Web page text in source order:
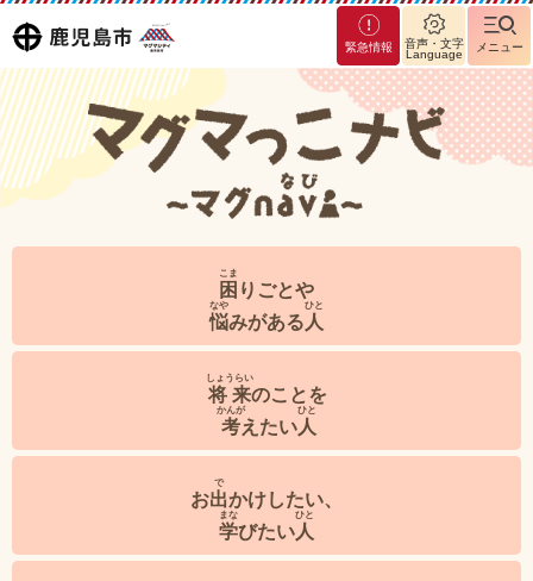
鹿児島
市
マグ
マシ
ティ
鹿児
島市
緊急情報
音声・文字
Language
メニュー
マグマっこナビ～マグnavi～
困
こま
りごとや
悩
なや
みがある 人
ひと
将来
しょうらい
のことを
考
かんが
えたい人
ひと
お出
で
かけしたい、
学
まな
びたい人
ひと